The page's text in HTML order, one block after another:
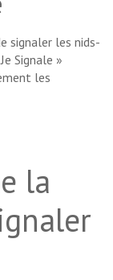
signaler les nids-
Signale »
les
la